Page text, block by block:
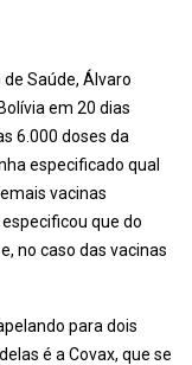
Saúde, Álvaro
em 20 dias
6.000 doses da
especificado qual
vacinas
que do
no caso das vacinas
para dois
é a Covax, que se